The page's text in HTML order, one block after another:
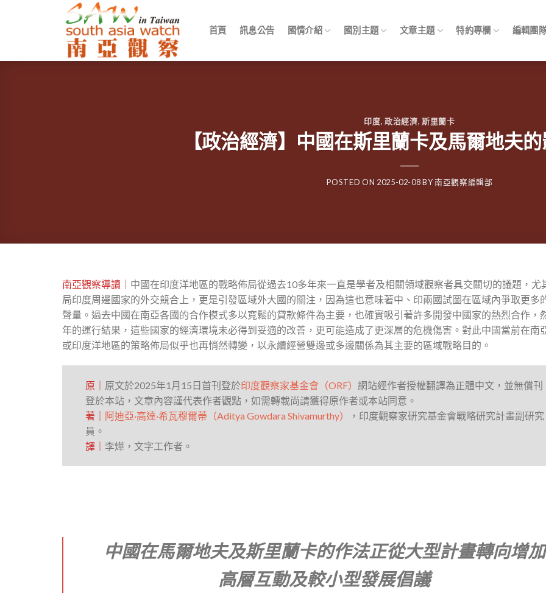
首頁 訊息公告 國情介紹 國別主題 文章主題 特約專欄 編輯團
印度,政治經濟, 斯里蘭卡
【政治經濟】中國在斯里蘭卡及馬爾地夫
POSTED ON 2025-02-08BY南亞觀察編輯部
南亞觀察導讀｜ 中國在印度洋地區的戰略佈局從過去10多年來一直是學者及相關領域觀察者具交關切的議題，尤
局印度周邊國家的外交競合上，更是引發區域外大國的關注，因為這也意味著中、印兩國試圖在區域內爭取更多
聲量。過去中國在南亞各國的合作模式多以寬鬆的貸款條件為主要，也確實吸引著許多開發中國家的熱烈合作，
年的運行結果，這些國家的經濟環境未必得到妥適的改善，更可能造成了更深層的危機傷害。對此中國當前在南
或印度洋地區的策略佈局似乎也再悄然轉變，以永續經營雙邊或多邊關係為其主要的區域戰略目的。
原｜ 原文於2025年1月15日首刊登於印度觀察家基金會（ORF） 網站經作者授權翻譯為正體中文，並無償刊
登於本站，文章內容謹代表作者觀點，如需轉載尚請獲得原作者或本站同意。
著｜ 阿迪亞·高達·希瓦穆爾蒂（Aditya Gowdara Shivamurthy）
，印度觀察家研究基金會戰略研究計畫副研究
員。
譯｜ 李燁，文字工作者。
中國在馬爾地夫及斯里蘭卡的作法正從大型計畫轉向增加
高層互動及較小型發展倡議